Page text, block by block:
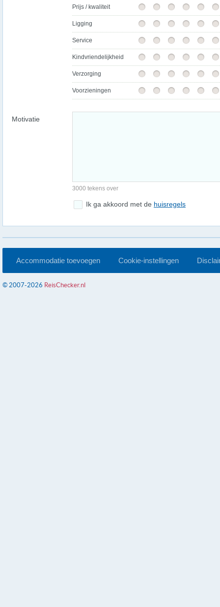
Prijs / kwaliteit
Ligging
Service
Kindvriendelijkheid
Verzorging
Voorzieningen
Motivatie
3000 tekens over
Ik ga akkoord met de huisregels
Accommodatie toevoegen Cookie-instellingen
© 2007-2026 ReisChecker.nl